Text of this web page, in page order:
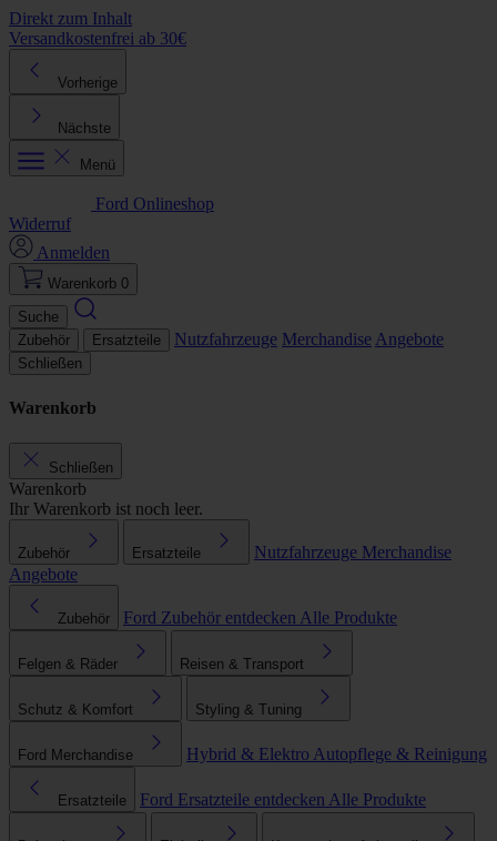
Direkt zum Inhalt
Versandkostenfrei ab 30€
Vorherige
Nächste
Menü
Ford Onlineshop
Widerruf
Anmelden
Warenkorb 0
Suche
Zubehör
Ersatzteile Nutzfahrzeuge Merchandise Angebote
Schließen
Warenkorb
Schließen
Warenkorb
Ihr Warenkorb ist noch leer.
Zubehör Ersatzteile Nutzfahrzeuge Merchandise
Angebote
Zubehör Ford Zubehör entdecken Alle Produkte
Felgen & Räder Reisen & Transport
Schutz & Komfort Styling & Tuning
Ford Merchandise Hybrid & Elektro Autopflege & Reinigung
Ersatzteile Ford Ersatzteile entdecken Alle Produkte